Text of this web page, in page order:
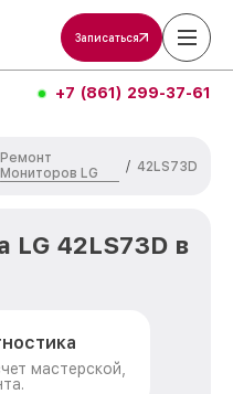
Записаться
+7 (861) 299-37-61
Ремонт
Мониторов LG
/ 42LS73D
42LS73D в
мастерской,